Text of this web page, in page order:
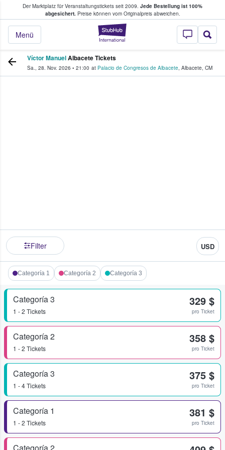
Der Marktplatz für Veranstaltungstickets seit 2009. Jede Bestellung ist 100%
abgesichert.Preise können vom Originalpreis abweichen.
StubHub - Wo
Menü
Tickets kaufen & verkaufen
Víctor ManuelAlbacete Tickets
Sa., 28. Nov. 2026 • 21:00 at Palacio de Congresos de Albacete, Albacete, CM
Filter USD
Categoría 1 Categoría 2 Categoría 3
Categoría 3
1 - 2 Tickets
329 $
pro Ticket
Categoría 2
1 - 2 Tickets
358 $
pro Ticket
Categoría 3
1 - 4 Tickets
375 $
pro Ticket
Categoría 1
1 - 2 Tickets
381 $
pro Ticket